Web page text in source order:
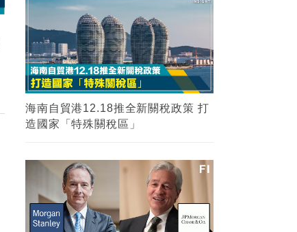
海南自貿港12.18推全新關稅政策 打
造國家「特殊關稅區」